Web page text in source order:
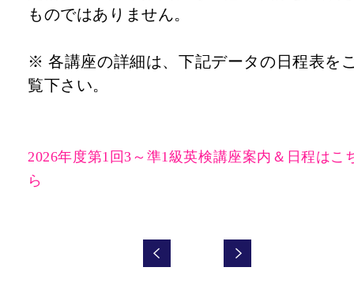
ものではありません。
※ 各講座の詳細は、下記データの日程表を
覧下さい。
2026年度第1回3～準1級英検講座案内＆日程はこ
ら